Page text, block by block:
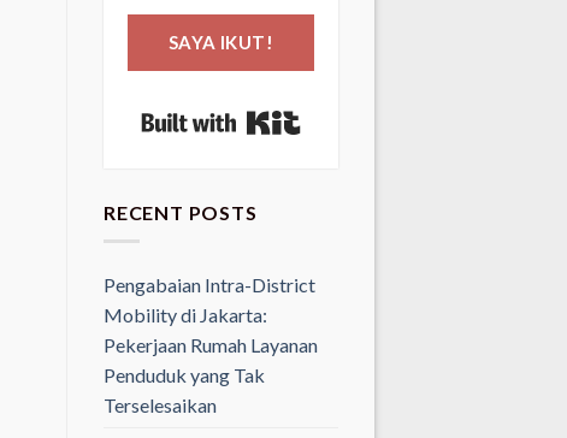
SAYA IKUT!
RECENT POSTS
Pengabaian Intra-District
Mobility di Jakarta:
Pekerjaan Rumah Layanan
Penduduk yang Tak
Terselesaikan